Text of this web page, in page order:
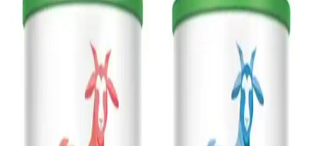
Bebek uyku damlası, doğal içerikleriyle uyku sorunlarını
hafifletmeye yardımcı olabilir. Uzman görüşü ve doğru kullanım
önemlidir, güvenilir markalar tercih edilmelidir.
Lekesi Çıkmayan Bebek Kıyafetleri: Günlük
Hayatta Pratik ve Güvenli Seçenekler
Leke tutmayan bebek kıyafetleri, özel kumaşlar ve teknolojiler
sayesinde temizliği kolaylaştırır, ebeveynlerin hayatını pratik hale
getirir. Güvenlik ve kalite ön plandadır.